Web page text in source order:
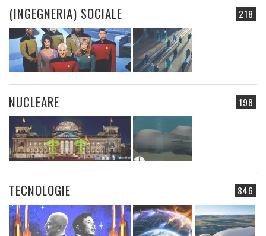
218
(INGEGNERIA) SOCIALE
198
NUCLEARE
846
TECNOLOGIE